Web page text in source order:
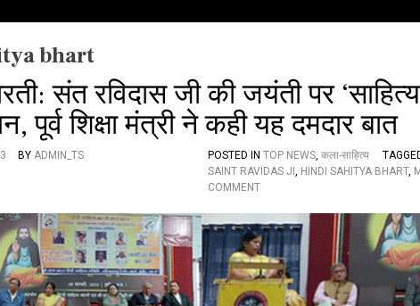
bhart
संत रविदास जी की जयंती पर
पूर्व शिक्षा मंत्री ने कही यह दमदार बात
BY ADMIN_TS POSTED IN TOP NEWS, कला-साहित्य
SAINT RAVIDAS JI , HINDI SAHITYA BHART,
COMMENTO
दी
सा
हि
त्य
भा